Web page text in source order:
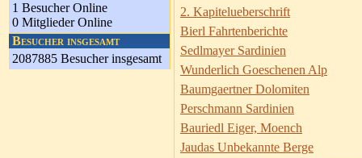
1 Besucher Online
0 Mitglieder Online
Besucher insgesamt
2087885 Besucher insgesamt
2. Kapitelueberschrift
Bierl Fahrtenberichte
Sedlmayer Sardinien
Wunderlich Goeschenen Alp
Baumgaertner Dolomiten
Perschmann Sardinien
Bauriedl Eiger, Moench
Jaudas Unbekannte Berge